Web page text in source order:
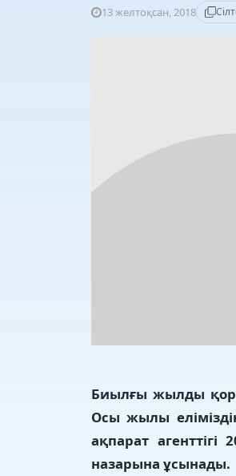
13 желтоқсан, 2018
Биылғы жылды
Осы жылы
ақпарат
назарына ұсынады.